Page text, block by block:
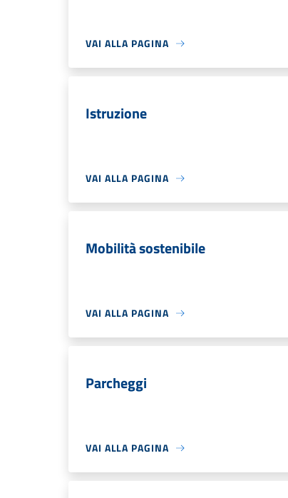
VAI ALLA PAGINA
Istruzione
VAI ALLA PAGINA
Mobilità sostenibile
VAI ALLA PAGINA
Parcheggi
VAI ALLA PAGINA